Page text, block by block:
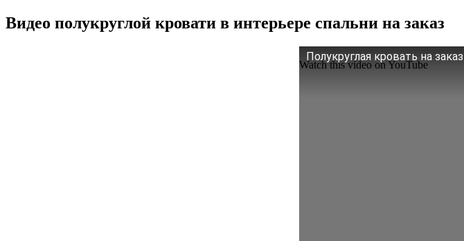
Видео полукруглой кровати в интерьере спальни на заказ
Полукруглая кровать на заказ
Watch this video on YouTube